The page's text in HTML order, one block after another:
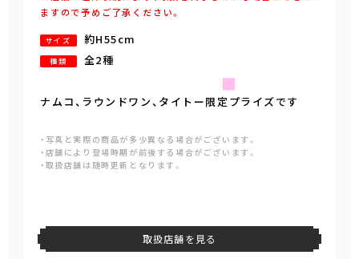
ますので予めご了承ください。
サイズ 約H55cm
種類 全2種
ナムコ、ラウンドワン、タイトー限定プライズです
・写真と実際の商品が多少異なる場合がございます。
・店舗により登場時期が前後する場合がございます。
・取扱店舗は随時更新となります。
取扱店舗を見る